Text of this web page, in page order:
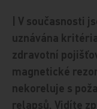
| V současnosti
uznávána
zdravotní
magnetické
nekoreluje s
relapsů. Vidíte